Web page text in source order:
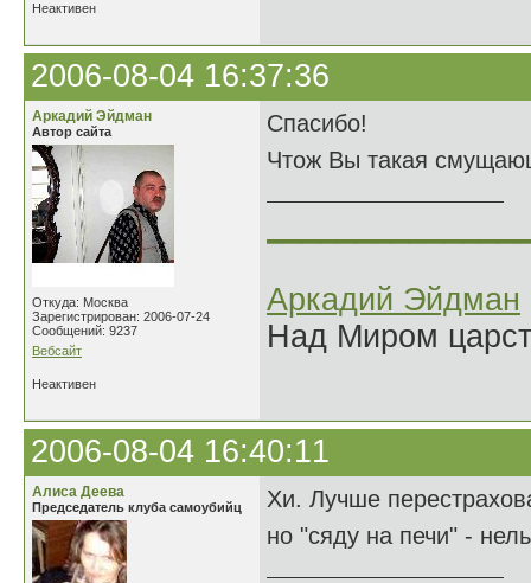
Неактивен
2006-08-04 16:37:36
Аркадий Эйдман
Автор сайта
Откуда: Москва
Зарегистрирован: 2006-07-24
Сообщений: 9237
Вебсайт
Спасибо!
Чтож Вы такая
Аркадий Эйдман
Над Миром
Неактивен
2006-08-04 16:40:11
Алиса Деева
Председатель клуба самоубийц
Хи. Лучше
но "сяду на печи" -